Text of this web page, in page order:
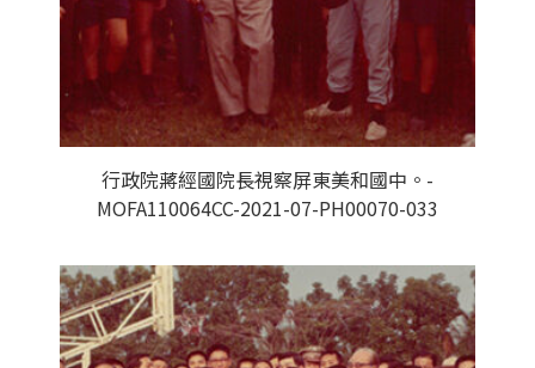
行政院蔣經國院長視察屏東美和國中。-
MOFA110064CC-2021-07-PH00070-033